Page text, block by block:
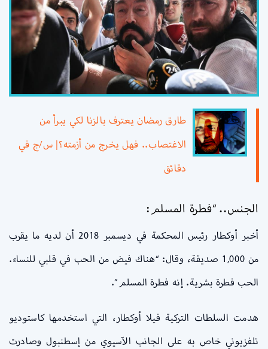
طارق رمضان يعترف بالزنا لكي يبرأ من
الاغتصاب.. فهل يخرج من أزمته؟| س/ج في
دقائق
الجنس.. “فطرة المسلم:
أخبر أوكطار رئيس المحكمة في ديسمبر 2018 أن لديه ما يقرب
من 1,000 صديقة، وقال: “هناك فيض من الحب في قلبي للنساء.
الحب فطرة بشرية. إنه فطرة المسلم”.
هدمت السلطات التركية فيلا أوكطار، التي استخدمها كاستوديو
تلفزيوني خاص به على الجانب الآسيوي من إسطنبول وصادرت